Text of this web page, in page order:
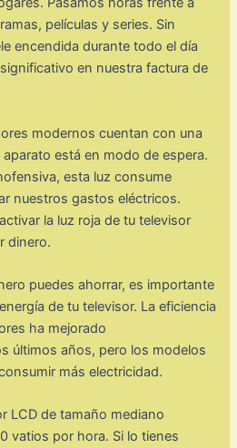
películas y series. Sin
encendida durante todo el día
en nuestra factura de
modernos cuentan con una
está en modo de espera.
esta luz consume
nuestros gastos eléctricos.
la luz roja de tu televisor
dinero.
puedes ahorrar, es importante
de tu televisor. La eficiencia
ha mejorado
últimos años, pero los modelos
más electricidad.
LCD de tamaño mediano
vatios por hora. Si lo tienes